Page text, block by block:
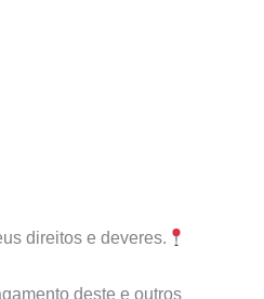
direitos e deveres.
deste e outros